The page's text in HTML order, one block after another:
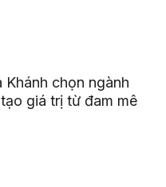
chọn ngành
giá trị từ đam mê